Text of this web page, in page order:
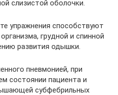
слизистой оболочки.
упражнения способствуют
грудной и спинной
развития одышки.
пневмонией, при
состоянии пациента и
субфебрильных